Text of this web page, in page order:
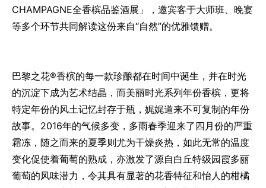
CHAMPAGNE全香槟品鉴酒展」，邀宾客于大师班、晚宴
等多个环节共同解读这份来自“自然”的优雅馈赠。
巴黎之花®香槟的每一款珍酿都在时间中诞生，并在时光
的沉淀下成为艺术结晶，而美丽时光系列年份香槟，更将
特定年份的风土记忆封存于瓶，娓娓道来不可复制的年份
故事。2016年的气候多变，多雨春季迎来了四月份的严重
霜冻，随之而来的夏季则尤为干燥炎热，如此无常的温度
变化促使着葡萄的熟成，亦激发了源自白丘特级园霞多丽
葡萄的风味潜力，令其具有显著的花香特征和怡人的柑橘